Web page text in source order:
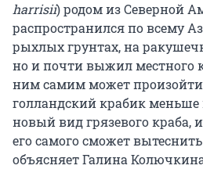
harrisii) родом из Северной
распространился по всему
рыхлых грунтах, на
но и почти выжил местного
ним самим может
голландский крабик меньше
новый вид грязевого краба,
его самого сможет
объясняет Галина